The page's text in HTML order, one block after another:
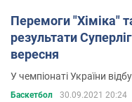
Перемоги "Хіміка"
результати
вересня
У чемпіонаті України
Баскетбол 30.09.2021 20:24